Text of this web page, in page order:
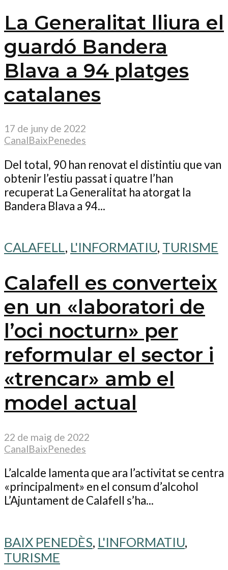
La Generalitat lliura el
guardó Bandera
Blava a 94 platges
catalanes
17 de juny de 2022
CanalBaixPenedes
Del total, 90 han renovat el distintiu que van
obtenir l’estiu passat i quatre l’han
recuperat La Generalitat ha atorgat la
Bandera Blava a 94...
CALAFELL, L'INFORMATIU, TURISME
Calafell es converteix
en un «laboratori de
l’oci nocturn» per
reformular el sector i
«trencar» amb el
model actual
22 de maig de 2022
CanalBaixPenedes
L’alcalde lamenta que ara l’activitat se centra
«principalment» en el consum d’alcohol
L’Ajuntament de Calafell s’ha...
BAIX PENEDÈS, L'INFORMATIU,
TURISME